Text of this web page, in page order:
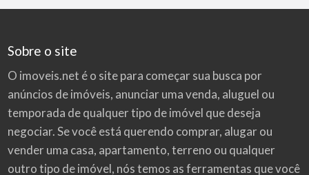
Sobre o site
O imoveis.net é o site para começar sua busca por
anúncios de imóveis, anunciar uma venda, aluguel ou
temporada de qualquer tipo de imóvel que deseja
negociar. Se você está querendo comprar, alugar ou
vender uma casa, apartamento, terreno ou qualquer
outro tipo de imóvel, nós temos as ferramentas que você